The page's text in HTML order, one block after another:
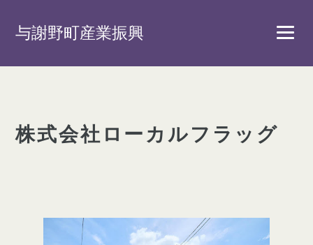
与謝野町産業振興
株式会社ローカルフラッグ